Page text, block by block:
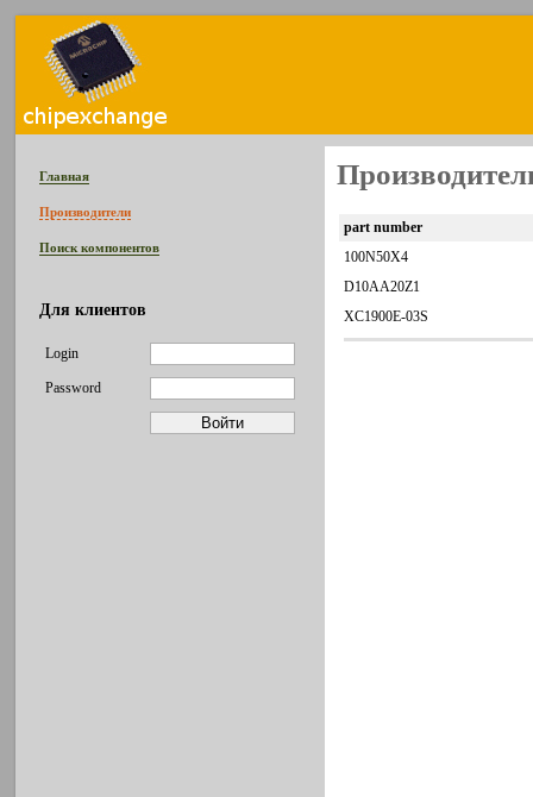
Главная
Производители
Поиск компонентов
Для клиентов
Login
Password
part number
100N50X4
D10AA20Z1
XC1900E-03S